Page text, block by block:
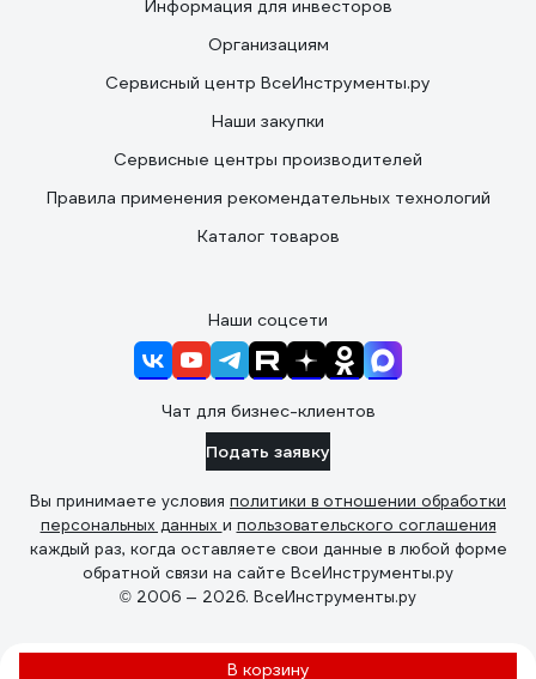
В корзину
Информация для инвесторов
Организациям
Сервисный центр ВсеИнструменты.ру
Наши закупки
Сервисные центры производителей
Правила применения рекомендательных технологий
Каталог товаров
Наши соцсети
Чат для бизнес-клиентов
Подать заявку
Вы принимаете условия политики в отношении обработки
персональных данных и пользовательского соглашения
каждый раз, когда оставляете свои данные в любой форме
обратной связи на сайте ВсеИнструменты.ру
© 2006 — 2026. ВсеИнструменты.ру